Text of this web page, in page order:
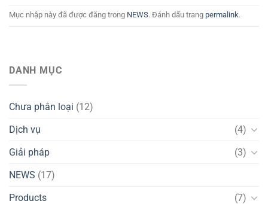
Mục nhập này đã được đăng trong NEWS. Đánh dấu trang permalink.
DANH MỤC
Chưa phân loại (12)
Dịch vụ
(4)
Giải pháp
(3)
NEWS (17)
Products
(7)